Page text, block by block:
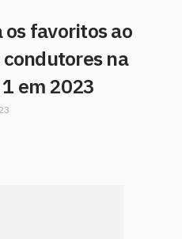
os favoritos ao
na
em 2023